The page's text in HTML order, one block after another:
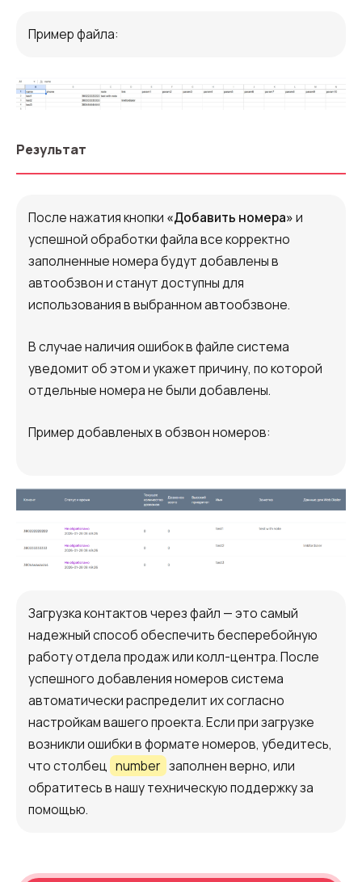
Пример файла:
Результат
После нажатия кнопки «Добавить номера»и
успешной обработки файла все корректно
заполненные номера будут добавлены в
автообзвон и станут доступны для
использования в выбранном автообзвоне.
В случае наличия ошибок в файле система
уведомит об этом и укажет причину, по которой
отдельные номера не были добавлены.
Пример добавленых в обзвон номеров:
Загрузка контактов через файл — это самый
надежный способ обеспечить бесперебойную
работу отдела продаж или колл-центра. После
успешного добавления номеров система
автоматически распределит их согласно
настройкам вашего проекта. Если при загрузке
возникли ошибки в формате номеров, убедитесь,
что столбец number заполнен верно, или
обратитесь в нашу техническую поддержку за
помощью.
Нужна